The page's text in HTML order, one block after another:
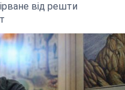
від решти